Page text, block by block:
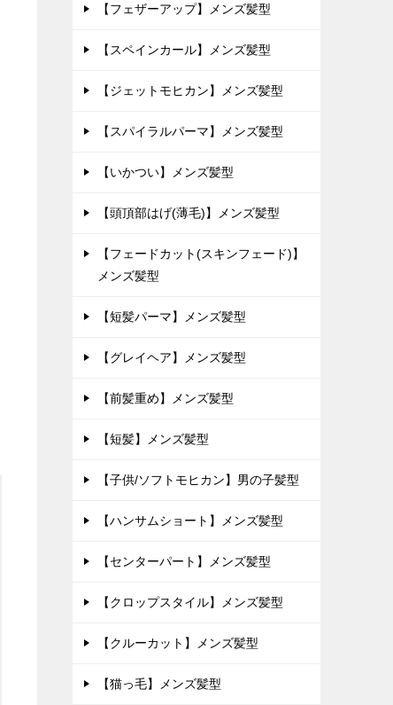
【フェザーアップ】メンズ髪型
【スペインカール】メンズ髪型
【ジェットモヒカン】メンズ髪型
【スパイラルパーマ】メンズ髪型
【いかつい】メンズ髪型
【頭頂部はげ(薄毛)】メンズ髪型
【フェードカット(スキンフェード)】
メンズ髪型
【短髪パーマ】メンズ髪型
【グレイヘア】メンズ髪型
【前髪重め】メンズ髪型
【短髪】メンズ髪型
【子供/ソフトモヒカン】男の子髪型
【ハンサムショート】メンズ髪型
【センターパート】メンズ髪型
【クロップスタイル】メンズ髪型
【クルーカット】メンズ髪型
【猫っ毛】メンズ髪型